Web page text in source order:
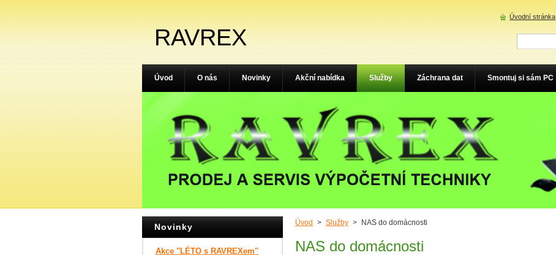
RAVREX
Úvod > Služby > NAS do domácnosti
NAS do domácnosti
Novinky
Akce "LÉTO s RAVREXem"
Úvod O nás Novinky Akční nabídka Služby Záchrana dat Smontuj si sám PC
Úvodní stránka